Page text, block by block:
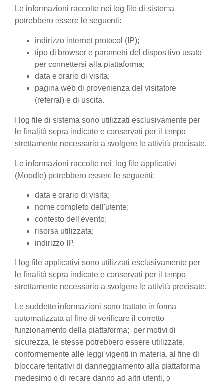
Le informazioni raccolte nei log file di sistema
potrebbero essere le seguenti:
indirizzo internet protocol (IP);
tipo di browser e parametri del dispositivo usato
per connettersi alla piattaforma;
data e orario di visita;
pagina web di provenienza del visitatore
(referral) e di uscita.
I log file di sistema sono utilizzati esclusivamente per
le finalità sopra indicate e conservati per il tempo
strettamente necessario a svolgere le attività precisate.
Le informazioni raccolte nei log file applicativi
(Moodle) potrebbero essere le seguenti:
data e orario di visita;
nome completo dell'utente;
contesto dell'evento;
risorsa utilizzata;
indirizzo IP.
I log file applicativi sono utilizzati esclusivamente per
le finalità sopra indicate e conservati per il tempo
strettamente necessario a svolgere le attività precisate.
Le suddette informazioni sono trattate in forma
automatizzata al fine di verificare il corretto
funzionamento della piattaforma; per motivi di
sicurezza, le stesse potrebbero essere utilizzate,
conformemente alle leggi vigenti in materia, al fine di
bloccare tentativi di danneggiamento alla piattaforma
medesimo o di recare danno ad altri utenti, o